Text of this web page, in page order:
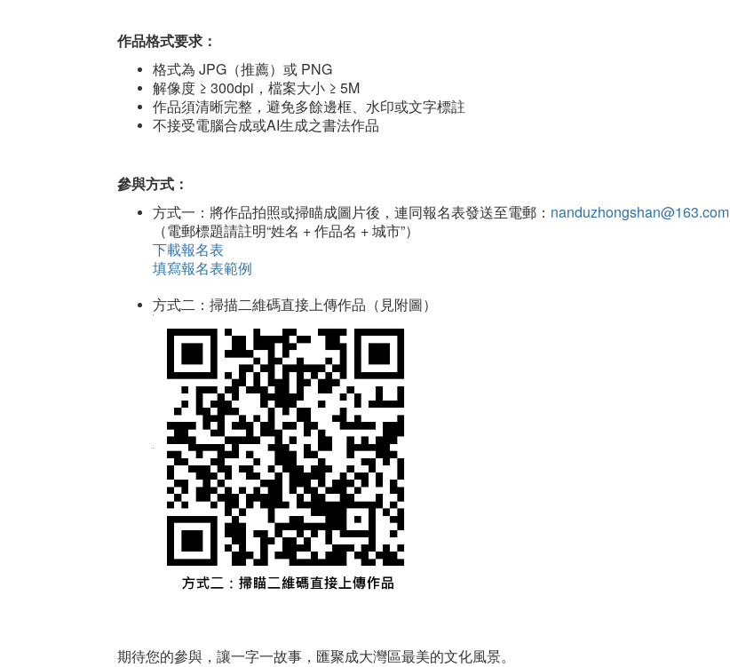
作品格式要求：
格式為 JPG（推薦）或 PNG
解像度 ≥ 300dpi，檔案大小 ≥ 5M
作品須清晰完整，避免多餘邊框、水印或文字標註
不接受電腦合成或AI生成之書法作品
參與方式：
方式一：將作品拍照或掃瞄成圖片後，連同報名表發送至電郵： nanduzhongshan@163.com
（電郵標題請註明“姓名 + 作品名 + 城市”）
下載報名表
填寫報名表範例
方式二：掃描二維碼直接上傳作品（見附圖）
期待您的參與，讓一字一故事，匯聚成大灣區最美的文化風景。